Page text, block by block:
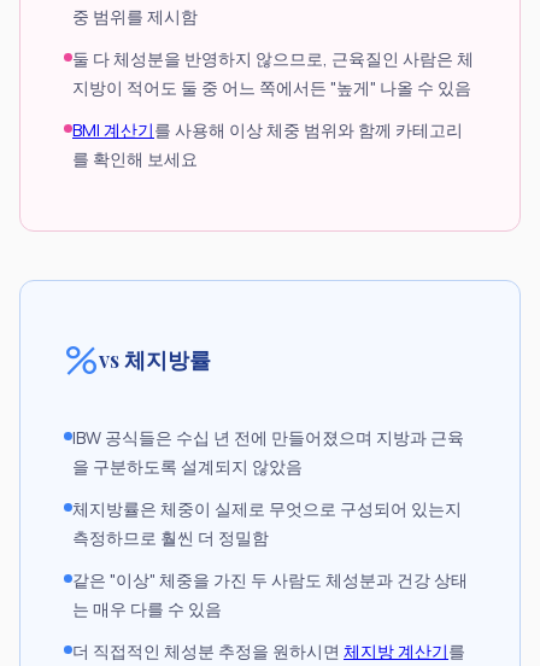
중 범위를 제시함
둘 다 체성분을 반영하지 않으므로, 근육질인 사람은 체
지방이 적어도 둘 중 어느 쪽에서든 "높게" 나올 수 있음
BMI 계산기를 사용해 이상 체중 범위와 함께 카테고리
를 확인해 보세요
%vs 체지방률
IBW 공식들은 수십 년 전에 만들어졌으며 지방과 근육
을 구분하도록 설계되지 않았음
체지방률은 체중이 실제로 무엇으로 구성되어 있는지
측정하므로 훨씬 더 정밀함
같은 "이상" 체중을 가진 두 사람도 체성분과 건강 상태
는 매우 다를 수 있음
더 직접적인 체성분 추정을 원하시면 체지방 계산기를